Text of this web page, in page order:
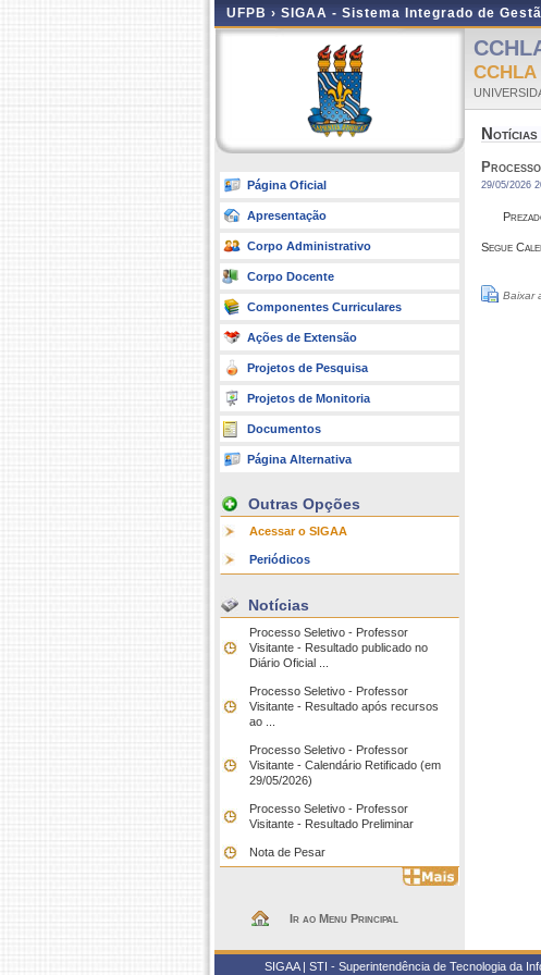
UFPB › SIGAA - Sistema Integrado de
Página Oficial
Apresentação
Corpo Administrativo
Corpo Docente
Componentes Curriculares
Ações de Extensão
Projetos de Pesquisa
Projetos de Monitoria
Documentos
Página Alternativa
Outras Opções
Acessar o SIGAA
Periódicos
Notícias
Processo Seletivo - Professor
Visitante - Resultado publicado no
Diário Oficial ...
Processo Seletivo - Professor
Visitante - Resultado após recursos
ao ...
Processo Seletivo - Professor
Visitante - Calendário Retificado (em
29/05/2026)
Processo Seletivo - Professor
Visitante - Resultado Preliminar
Nota de Pesar
Ir ao Menu Principal
CCHLA
Notícias
29/05/2026
Segue
Baixar
SIGAA | STI - Superintendência de Tecnologia da